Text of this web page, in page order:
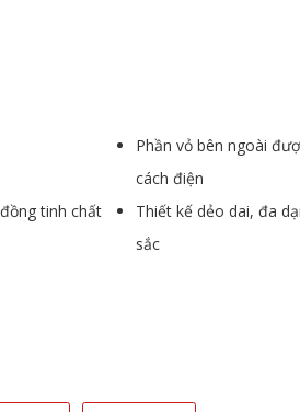
Phần vỏ bên ngoài
cách điện
tinh chất
Thiết kế dẻo dai, đa
sắc